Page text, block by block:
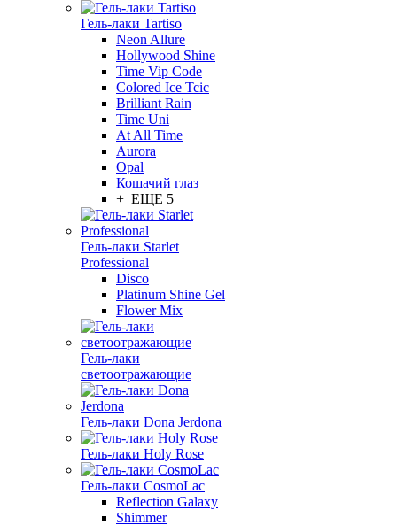
Гель-лаки Tartiso
Neon Allure
Hollywood Shine
Time Vip Code
Colored Ice Tcic
Brilliant Rain
Time Uni
At All Time
Aurora
Opal
Кошачий глаз
+ ЕЩЕ 5
Гель-лаки Starlet
Professional
Disco
Platinum Shine Gel
Flower Mix
Гель-лаки
светоотражающие
Гель-лаки Dona Jerdona
Гель-лаки Holy Rose
Гель-лаки CosmoLac
Reflection Galaxy
Shimmer